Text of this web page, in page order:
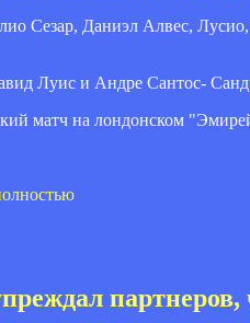
Сезар, Даниэл Алвес,
Луис и Андре Сантос-
матч на лондонском